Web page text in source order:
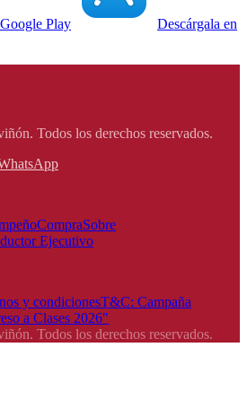
Google Play
Descárgala en
Todos los derechos reservados.
CompraSobre
Ejecutivo
y condicionesT&C: Campaña
a Clases 2026"
Todos los derechos reservados.